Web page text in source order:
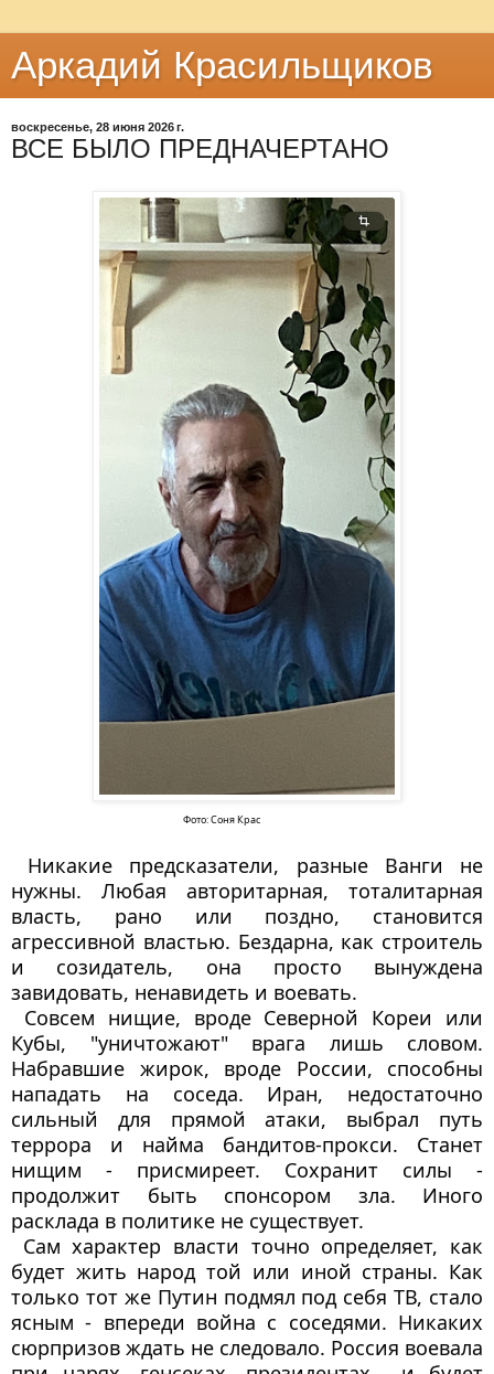
Аркадий Красильщиков
воскресенье, 28 июня 2026 г.
ВСЕ БЫЛО ПРЕДНАЧЕРТАНО
  Фото: Соня Крас
нужны. Любая авторитарная, тоталитарная
власть, рано или поздно, становится
агрессивной властью. Бездарна, как строитель
и созидатель, она просто вынуждена
завидовать, ненавидеть и воевать.
Кубы, "уничтожают" врага лишь словом.
Набравшие жирок, вроде России, способны
нападать на соседа. Иран, недостаточно
сильный для прямой атаки, выбрал путь
террора и найма бандитов-прокси. Станет
нищим - присмиреет. Сохранит силы -
продолжит быть спонсором зла. Иного
расклада в политике не существует.
будет жить народ той или иной страны. Как
только тот же Путин подмял под себя ТВ, стало
ясным - впереди война с соседями. Никаких
сюрпризов ждать не следовало. Россия воевала